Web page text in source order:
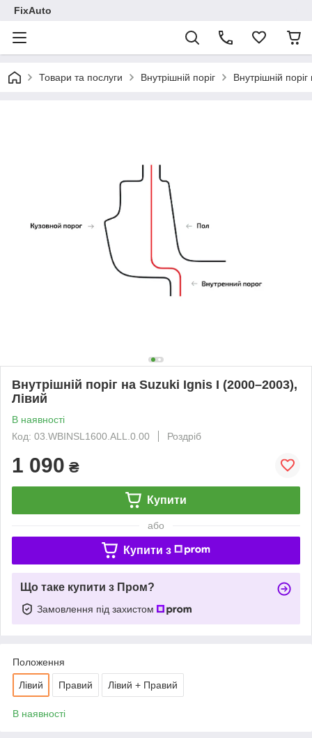
FixAuto
Товари та послуги Внутрішній поріг Внутрішній
Внутрішній поріг на Suzuki Ignis I (2000–2003),
Лівий
В наявності
Код: 03.WBINSL1600.ALL.0.00
Роздріб
1 090 ₴
Купити
або
Купити з
Що таке купити з Пром?
Замовлення під захистом
Положення
Лівий Правий Лівий + Правий
В наявності